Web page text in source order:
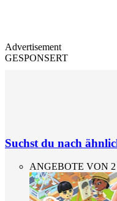
Advertisement
GESPONSERT
Suchst du nach
ANGEBOTE VON